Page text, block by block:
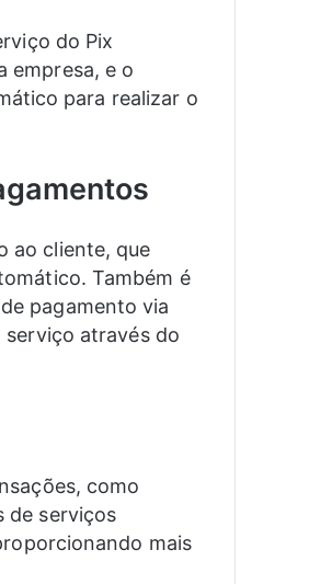
do Pix
empresa, e o
para realizar o
ao cliente, que
Também é
pagamento via
através do
como
de serviços
mais